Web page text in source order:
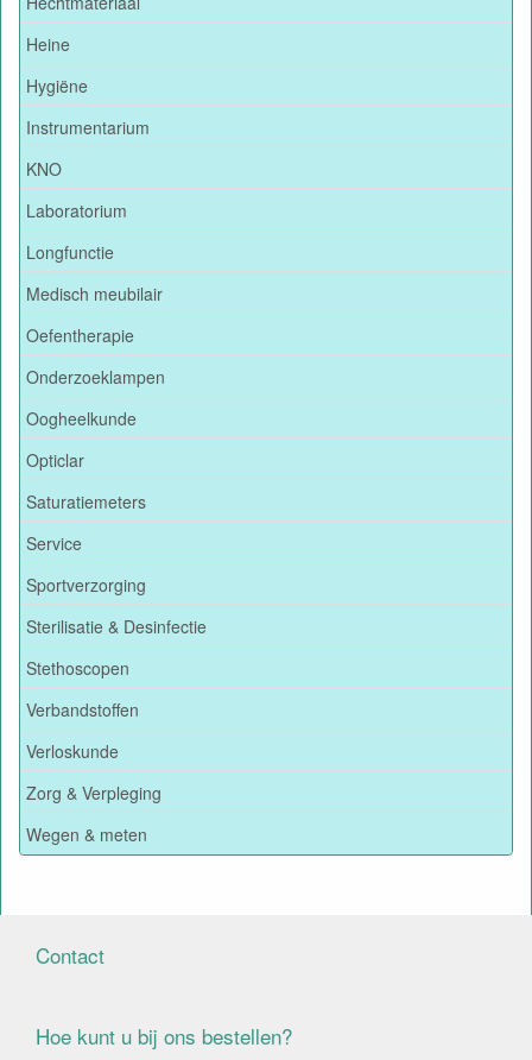
Heine
Hygiëne
Instrumentarium
KNO
Laboratorium
Longfunctie
Medisch meubilair
Oefentherapie
Onderzoeklampen
Oogheelkunde
Opticlar
Saturatiemeters
Service
Sportverzorging
Sterilisatie & Desinfectie
Stethoscopen
Verbandstoffen
Verloskunde
Zorg & Verpleging
Wegen & meten
Contact
Hoe kunt u bij ons bestellen?